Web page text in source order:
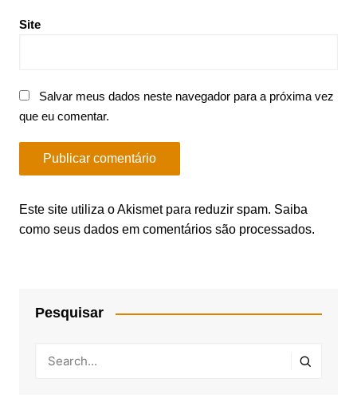
Site
Salvar meus dados neste navegador para a próxima vez
que eu comentar.
Este site utiliza o Akismet para reduzir spam. Saiba
como seus dados em comentários são processados.
Pesquisar